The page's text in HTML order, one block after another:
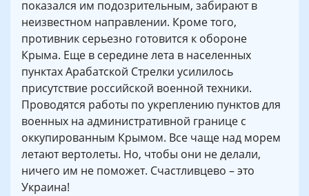
показался им подозрительным, забирают в
неизвестном направлении. Кроме того,
противник серьезно готовится к обороне
Крыма. Еще в середине лета в населенных
пунктах Арабатской Стрелки усилилось
присутствие российской военной техники.
Проводятся работы по укреплению пунктов для
военных на административной границе с
оккупированным Крымом. Все чаще над морем
летают вертолеты. Но, чтобы они не делали,
ничего им не поможет. Счастливцево – это
Украина!